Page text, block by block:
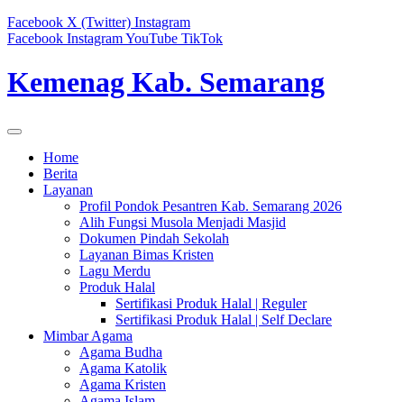
Facebook X (Twitter) Instagram
Facebook InstagramYouTube TikTok
Kemenag Kab. Semarang
Home
Berita
Layanan
Profil Pondok Pesantren Kab. Semarang 2026
Alih Fungsi Musola Menjadi Masjid
Dokumen Pindah Sekolah
Layanan Bimas Kristen
Lagu Merdu
Produk Halal
Sertifikasi Produk Halal | Reguler
Sertifikasi Produk Halal | Self Declare
Mimbar Agama
Agama Budha
Agama Katolik
Agama Kristen